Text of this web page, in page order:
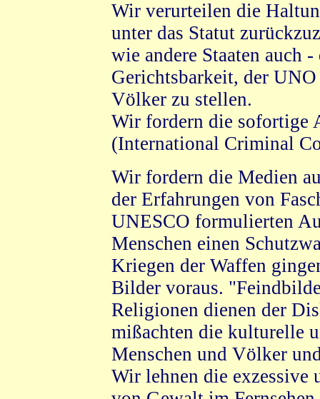
Wir verurteilen die
unter das Statut
wie andere Staaten auch
Gerichtsbarkeit, der
Völker zu stellen.
Wir fordern die sofortige
(International Criminal
Wir fordern die Medien
der Erfahrungen von
UNESCO formulierten
Menschen einen
Kriegen der Waffen
Bilder voraus.
Religionen dienen der
mißachten die kulturelle
Menschen und Völker
Wir lehnen die exzessive